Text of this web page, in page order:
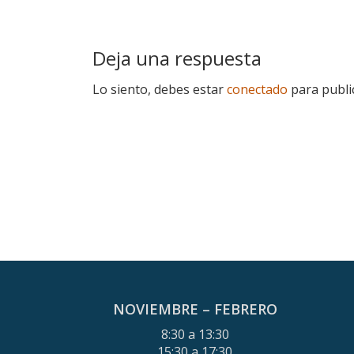
Deja una respuesta
Lo siento, debes estarconectado para
NOVIEMBRE – FEBRERO
8:30 a 13:30